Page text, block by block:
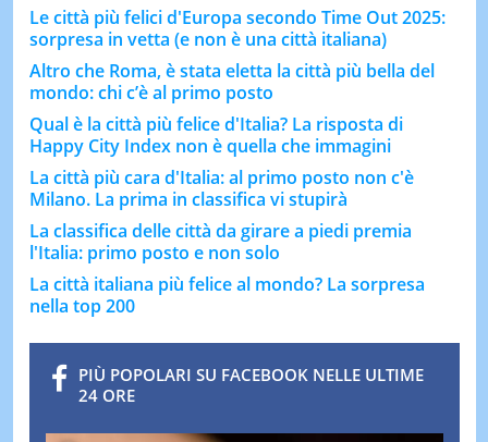
Le città più felici d'Europa secondo Time Out 2025:
sorpresa in vetta (e non è una città italiana)
Altro che Roma, è stata eletta la città più bella del
mondo: chi c’è al primo posto
Qual è la città più felice d'Italia? La risposta di
Happy City Index non è quella che immagini
La città più cara d'Italia: al primo posto non c'è
Milano. La prima in classifica vi stupirà
La classifica delle città da girare a piedi premia
l'Italia: primo posto e non solo
La città italiana più felice al mondo? La sorpresa
nella top 200
PIÙ POPOLARI SU FACEBOOK NELLE ULTIME
24 ORE